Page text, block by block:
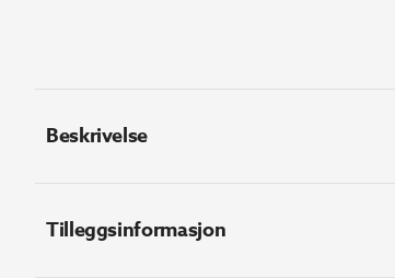
Beskrivelse
Tilleggsinformasjon